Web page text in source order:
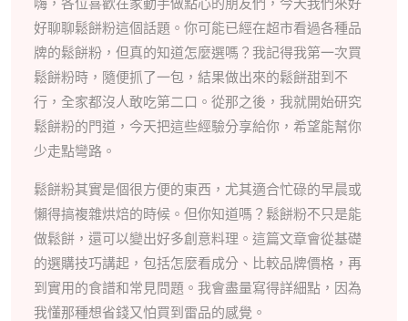
嗨，各位喜歡在家動手做點心的朋友們，今天我們來好
好聊聊鬆餅粉這個話題。你可能已經在超市看過各種品
牌的鬆餅粉，但真的知道怎麼選嗎？我記得我第一次買
鬆餅粉時，隨便抓了一包，結果做出來的鬆餅甜到不
行，全家都沒人敢吃第二口。從那之後，我就開始研究
鬆餅粉的門道，今天把這些經驗分享給你，希望能幫你
少走點彎路。
鬆餅粉其實是個很方便的東西，尤其適合忙碌的早晨或
懶得搞複雜烘焙的時候。但你知道嗎？鬆餅粉不只是能
做鬆餅，還可以變出好多創意料理。這篇文章會從基礎
的選購技巧講起，包括怎麼看成分、比較品牌價格，再
到實用的食譜和常見問題。我會盡量寫得詳細點，因為
我懂那種想省錢又怕買到雷品的感覺。